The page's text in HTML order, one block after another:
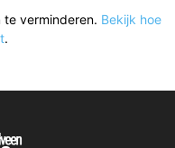
verminderen. Bekijk hoe
.